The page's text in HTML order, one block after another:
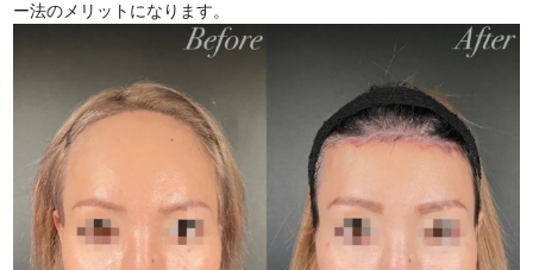
ー法のメリットになります。